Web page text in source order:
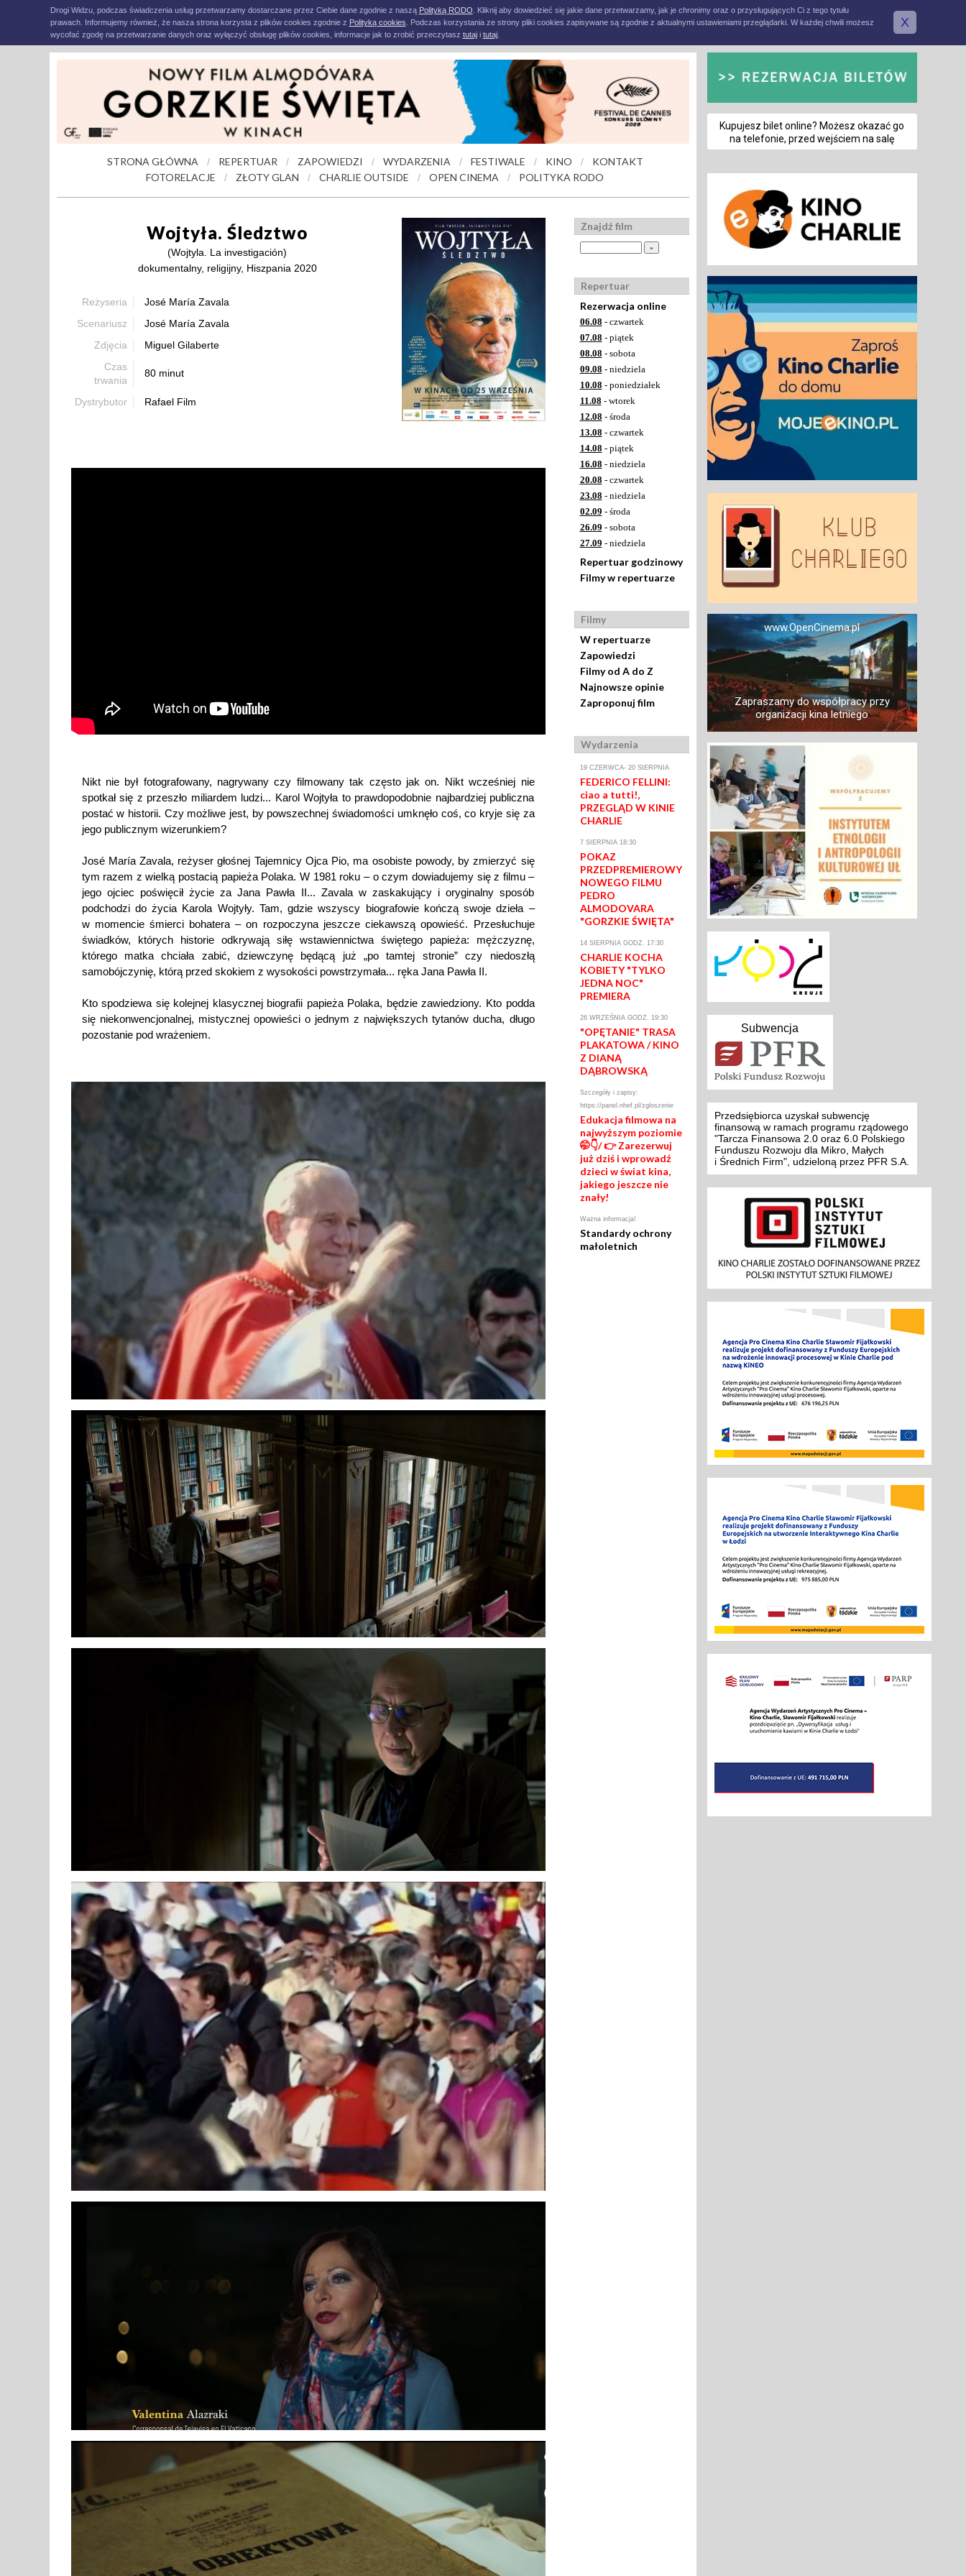
Drogi Widzu, podczas świadczenia usług przetwarzamy dostarczane przez Ciebie dane zgodnie z naszą Polityką RODO . Kliknij aby dowiedzieć się jakie dane przetwarzamy, jak je chronimy oraz o przysługujących Ci z tego tytułu
prawach. Informujemy również, że nasza strona korzysta z plików cookies zgodnie z Polityką cookies . Podczas korzystania ze strony pliki cookies zapisywane są zgodnie z aktualnymi ustawieniami przeglądarki. W każdej chwili możesz
wycofać zgodę na przetwarzanie danych oraz wyłączyć obsługę plików cookies, informacje jak to zrobić przeczytasz tutaji tutaj.
X
STRONA GŁÓWNA / REPERTUAR / ZAPOWIEDZI / WYDARZENIA / FESTIWALE / KINO /
KONTAKT
FOTORELACJE
/ ZŁOTY GLAN / CHARLIE OUTSIDE / OPEN CINEMA / POLITYKA RODO
Wojtyła. Śledztwo
(Wojtyla. La investigación)
dokumentalny, religijny, Hiszpania 2020
Reżyseria
José María Zavala
Scenariusz
José María Zavala
Zdjęcia
Miguel Gilaberte
Czas
trwania
80 minut
Dystrybutor Rafael Film
Nikt nie był fotografowany, nagrywany czy filmowany tak często jak on. Nikt wcześniej nie
spotkał się z przeszło miliardem ludzi... Karol Wojtyła to prawdopodobnie najbardziej publiczna
postać w historii. Czy możliwe jest, by powszechnej świadomości umknęło coś, co kryje się za
jego publicznym wizerunkiem?
José María Zavala, reżyser głośnej Tajemnicy Ojca Pio, ma osobiste powody, by zmierzyć się
tym razem z wielką postacią papieża Polaka. W 1981 roku – o czym dowiadujemy się z filmu –
jego ojciec poświęcił życie za Jana Pawła II... Zavala w zaskakujący i oryginalny sposób
podchodzi do życia Karola Wojtyły. Tam, gdzie wszyscy biografowie kończą swoje dzieła –
w momencie śmierci bohatera – on rozpoczyna jeszcze ciekawszą opowieść. Przesłuchuje
świadków, których historie odkrywają siłę wstawiennictwa świętego papieża: mężczyznę,
którego matka chciała zabić, dziewczynę będącą już „po tamtej stronie” czy niedoszłą
samobójczynię, którą przed skokiem z wysokości powstrzymała... ręka Jana Pawła II.
Kto spodziewa się kolejnej klasycznej biografii papieża Polaka, będzie zawiedziony. Kto podda
się niekonwencjonalnej, mistycznej opowieści o jednym z największych tytanów ducha, długo
pozostanie pod wrażeniem.
Znajdź film
Repertuar
Rezerwacja online
06.08 - czwartek
07.08 - piątek
08.08 - sobota
09.08 - niedziela
10.08 - poniedziałek
11.08 - wtorek
12.08 - środa
13.08 - czwartek
14.08 - piątek
16.08 - niedziela
20.08 - czwartek
23.08 - niedziela
02.09 - środa
26.09 - sobota
27.09 - niedziela
Repertuar godzinowy
Filmy w repertuarze
Filmy
W repertuarze
Zapowiedzi
Filmy od A do Z
Najnowsze opinie
Zaproponuj film
Wydarzenia
19 CZERWCA- 20 SIERPNIA
FEDERICO FELLINI:
ciao a tutti!,
PRZEGLĄD W KINIE
CHARLIE
7 SIERPNIA 18:30
POKAZ
PRZEDPREMIEROWY
NOWEGO FILMU
PEDRO
ALMODOVARA
"GORZKIE ŚWIĘTA"
14 SIERPNIA GODZ. 17:30
CHARLIE KOCHA
KOBIETY "TYLKO
JEDNA NOC"
PREMIERA
26 WRZEŚNIA GODZ. 19:30
"OPĘTANIE" TRASA
PLAKATOWA / KINO
Z DIANĄ
DĄBROWSKĄ
Szczegóły i zapisy:
https://panel.nhef.pl/zgloszenie
Edukacja filmowa na
najwyższym poziomie
🤭👇/ 👉 Zarezerwuj
już dziś i wprowadź
dzieci w świat kina,
jakiego jeszcze nie
znały!
Ważna informacja!
Standardy ochrony
małoletnich
Kupujesz bilet online? Możesz okazać go
na telefonie, przed wejściem na salę
www.OpenCinema.pl
Zapraszamy do współpracy przy
organizacji kina letniego
Subwencja
Przedsiębiorca uzyskał subwencję
finansową w ramach programu rządowego
"Tarcza Finansowa 2.0 oraz 6.0 Polskiego
Funduszu Rozwoju dla Mikro, Małych
i Średnich Firm", udzieloną przez PFR S.A.